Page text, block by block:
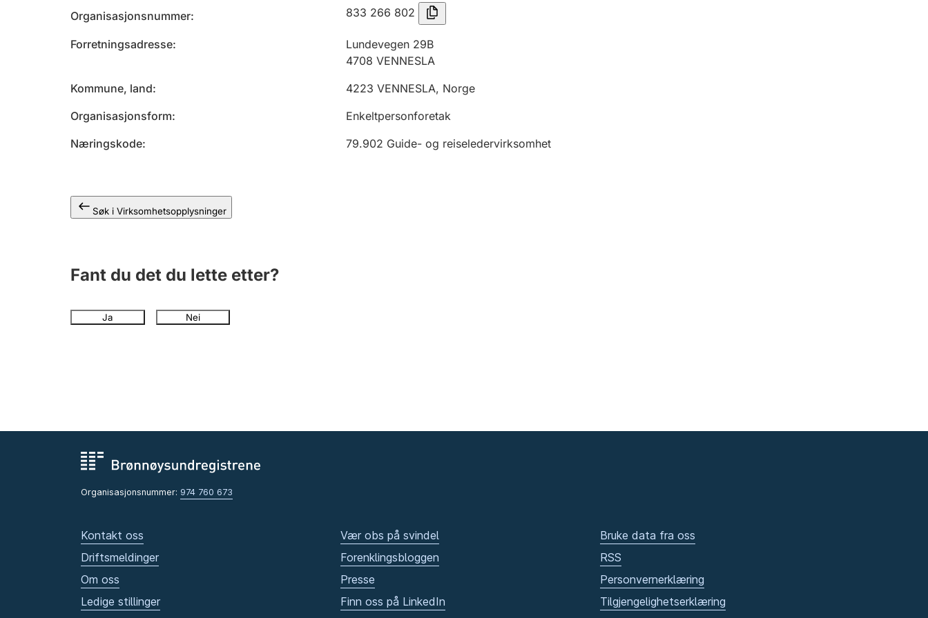
Organisasjonsnummer 833 266 802
Forretningsadresse
Lundevegen 29B
4708 VENNESLA
Kommune, land
4223 VENNESLA, Norge
Organisasjonsform
Enkeltpersonforetak
Næringskode
79.902 Guide- og reiseledervirksomhet
Søk i Virksomhetsopplysninger
Fant du det du lette etter?
Ja Nei
Organisasjonsnummer: 974 760 673
Kontakt oss
Driftsmeldinger
Om oss
Ledige stillinger
Vær obs på svindel
Forenklingsbloggen
Presse
Finn oss på LinkedIn
Bruke data fra oss
RSS
Personvernerklæring
Tilgjengelighetserklæring